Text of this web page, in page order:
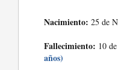
Nacimiento: 25 de
Fallecimiento: 10
años)